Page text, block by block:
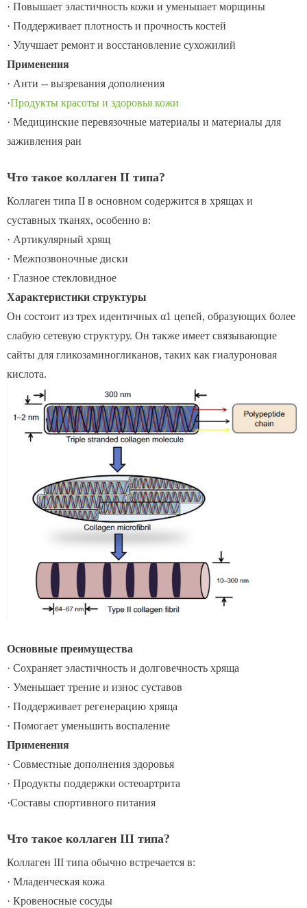
· Повышает эластичность кожи и уменьшает морщины
· Поддерживает плотность и прочность костей
· Улучшает ремонт и восстановление сухожилий
Применения
· Анти -- вызревания дополнения
·Продукты красоты и здоровья кожи
· Медицинские перевязочные материалы и материалы для
заживления ран
Что такое коллаген II типа?
Коллаген типа II в основном содержится в хрящах и
суставных тканях, особенно в:
· Артикулярный хрящ
· Межпозвоночные диски
· Глазное стекловидное
Характеристики структуры
Он состоит из трех идентичных α1 цепей, образующих более
слабую сетевую структуру. Он также имеет связывающие
сайты для гликозаминогликанов, таких как гиалуроновая
кислота.
Основные преимущества
· Сохраняет эластичность и долговечность хряща
· Уменьшает трение и износ суставов
· Поддерживает регенерацию хряща
· Помогает уменьшить воспаление
Применения
· Совместные дополнения здоровья
· Продукты поддержки остеоартрита
·Составы спортивного питания
Что такое коллаген III типа?
Коллаген III типа обычно встречается в:
· Младенческая кожа
· Кровеносные сосуды